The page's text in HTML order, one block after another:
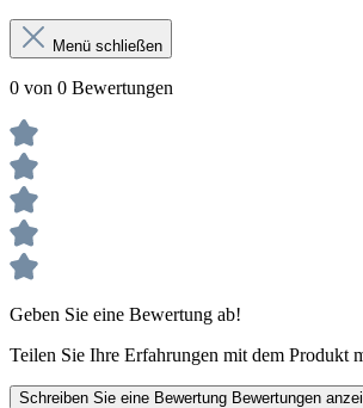
Menü schließen
0 von 0 Bewertungen
Geben Sie eine Bewertung ab!
Teilen Sie Ihre Erfahrungen mit dem Produkt
Schreiben Sie eine Bewertung Bewertungen